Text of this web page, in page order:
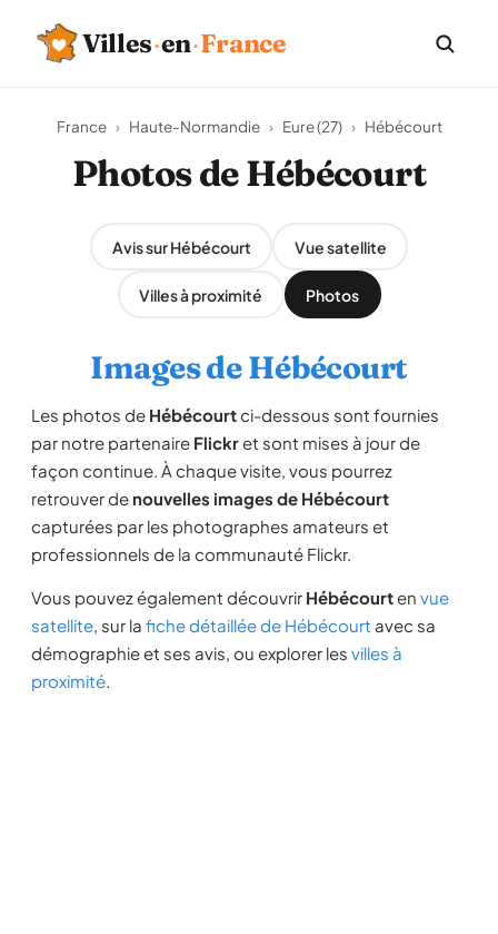
Villes·en·France
France › Haute-Normandie › Eure (27) › Hébécourt
Photos de Hébécourt
Avis sur Hébécourt Vue satellite
Villes à proximité Photos
Images de Hébécourt
Les photos de Hébécourtci-dessous sont fournies
par notre partenaire Flickret sont mises à jour de
façon continue. À chaque visite, vous pourrez
retrouver de nouvelles images de Hébécourt
capturées par les photographes amateurs et
professionnels de la communauté Flickr.
Vous pouvez également découvrir Hébécourten vue
satellite, sur la fiche détaillée de Hébécourt avec sa
démographie et ses avis, ou explorer les villes à
proximité.